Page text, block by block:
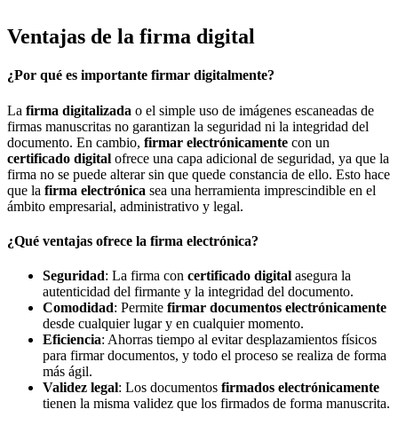
Ventajas de la firma digital
¿Por qué es importante firmar digitalmente?
La firma digitalizada o el simple uso de imágenes escaneadas de
firmas manuscritas no garantizan la seguridad ni la integridad del
documento. En cambio, firmar electrónicamente con un
certificado digital ofrece una capa adicional de seguridad, ya que la
firma no se puede alterar sin que quede constancia de ello. Esto hace
que la firma electrónica sea una herramienta imprescindible en el
ámbito empresarial, administrativo y legal.
¿Qué ventajas ofrece la firma electrónica?
Seguridad: La firma con certificado digital asegura la
autenticidad del firmante y la integridad del documento.
Comodidad: Permite firmar documentos electrónicamente
desde cualquier lugar y en cualquier momento.
Eficiencia: Ahorras tiempo al evitar desplazamientos físicos
para firmar documentos, y todo el proceso se realiza de forma
más ágil.
Validez legal: Los documentos firmados electrónicamente
tienen la misma validez que los firmados de forma manuscrita.